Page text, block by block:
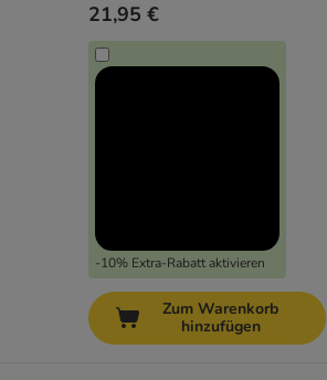
21,95 €
-10% Extra-Rabatt aktivieren
Zum Warenkorb
hinzufügen